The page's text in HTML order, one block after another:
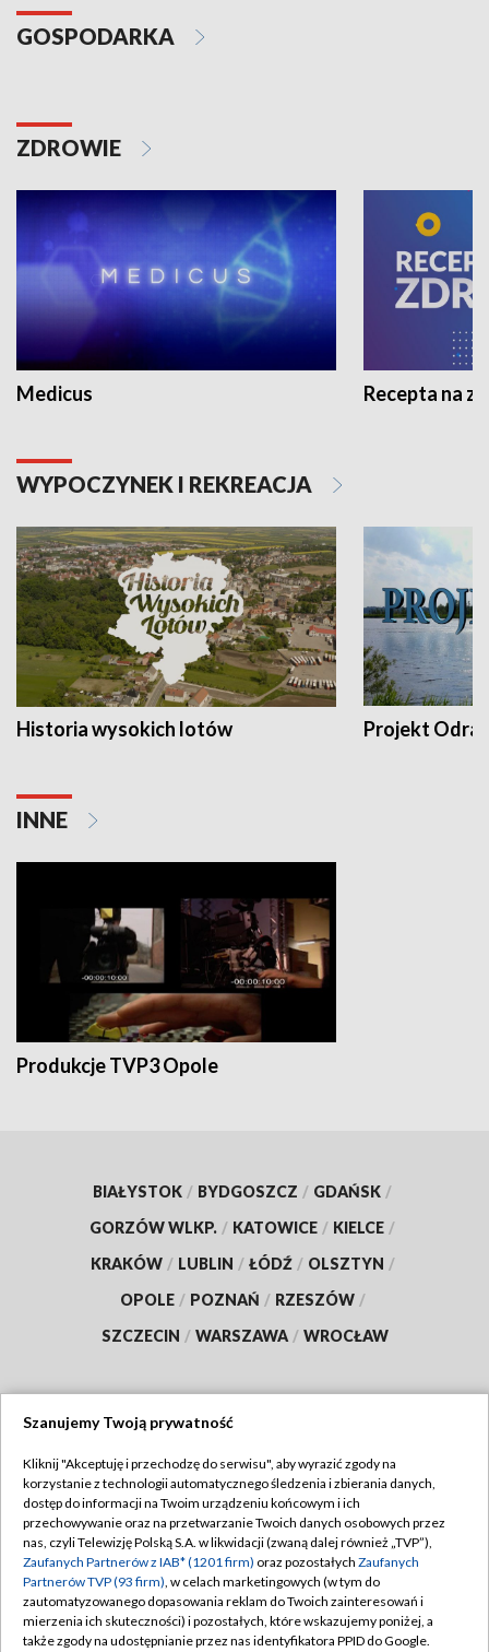
GOSPODARKA
ZDROWIE
Medicus Recepta na
WYPOCZYNEK I REKREACJA
Historia wysokich lotów Projekt Odra
INNE
Produkcje TVP3 Opole
BIAŁYSTOK / BYDGOSZCZ / GDAŃSK /
GORZÓW WLKP. / KATOWICE / KIELCE /
KRAKÓW / LUBLIN / ŁÓDŹ / OLSZTYN /
OPOLE / POZNAŃ / RZESZÓW /
SZCZECIN / WARSZAWA / WROCŁAW
TVP
Abonament TVP
Emisja w TVP
Centrum informacji TVP
Naziemna Telewizja Cyfrowa
Regulamin TVP
Polityka prywatności
Moje zgody
Pomoc
Szanujemy Twoją prywatność
Kliknij "Akceptuję i przechodzę do serwisu", aby wyrazić zgody na
korzystanie z technologii automatycznego śledzenia i zbierania danych,
dostęp do informacji na Twoim urządzeniu końcowym i ich
przechowywanie oraz na przetwarzanie Twoich danych osobowych przez
nas, czyli Telewizję Polską S.A. w likwidacji (zwaną dalej również „TVP”),
Zaufanych Partnerów z IAB* (1201 firm) oraz pozostałych Zaufanych
Partnerów TVP (93 firm), w celach marketingowych (w tym do
zautomatyzowanego dopasowania reklam do Twoich zainteresowań i
mierzenia ich skuteczności) i pozostałych, które wskazujemy poniżej, a
także zgody na udostępnianie przez nas identyfikatora PPID do Google.